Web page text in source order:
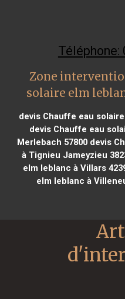
Téléphone:
Zone
solaire elm
devis Chauffe eau
devis Chauffe eau
Merlebach 57800devis
à Tignieu Jameyzieu
elm leblanc à Villars
elm leblanc à